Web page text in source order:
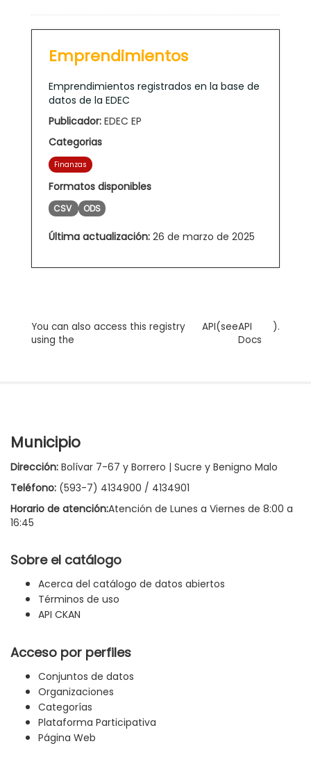
Emprendimientos
Emprendimientos registrados en la base de
datos de la EDEC
Publicador: EDEC EP
Categorias
Finanzas
Formatos disponibles
CSV ODS
Última actualización: 26 de marzo de 2025
You can also access this registry
using the
API(seeAPI
Docs
).
Municipio
Dirección: Bolívar 7-67 y Borrero | Sucre y Benigno Malo
Teléfono: (593-7) 4134900 / 4134901
Horario de atención:Atención de Lunes a Viernes de 8:00 a
16:45
Sobre el catálogo
Acerca del catálogo de datos abiertos
Términos de uso
API CKAN
Acceso por perfiles
Conjuntos de datos
Organizaciones
Categorías
Plataforma Participativa
Página Web